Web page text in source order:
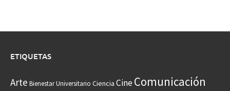
ETIQUETAS
Arte Bienestar Universitario Ciencia CineComunicación